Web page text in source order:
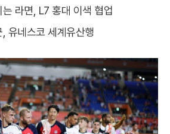
라면, L7 홍대 이색 협업
유네스코 세계유산행